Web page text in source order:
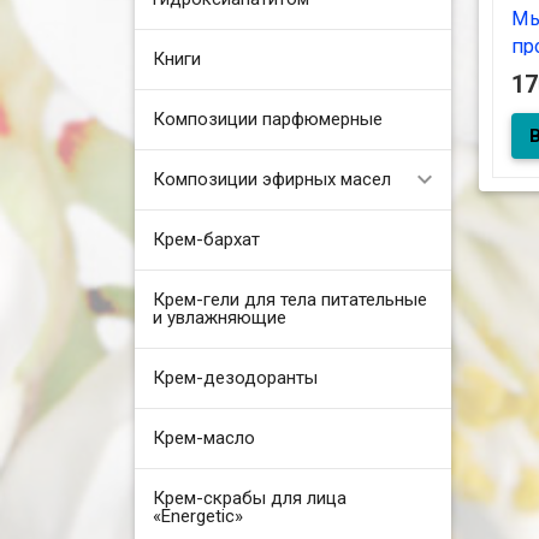
Книги
Композиции парфюмерные
Композиции эфирных масел
Крем-бархат
Крем-гели для тела питательные
и увлажняющие
Крем-дезодоранты
Крем-масло
Крем-скрабы для лица
«Energetic»